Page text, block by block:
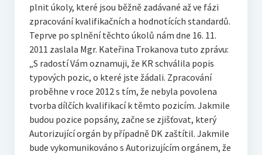
plnit úkoly, které jsou běžně zadávané až ve fázi
zpracování kvalifikačních a hodnotících standardů.
Teprve po splnění těchto úkolů nám dne 16. 11.
2011 zaslala Mgr. Kateřina Trokanova tuto zprávu:
„S radostí Vám oznamuji, že KR schválila popis
typových pozic, o které jste žádali. Zpracování
proběhne v roce 2012 s tím, že nebyla povolena
tvorba dílčích kvalifikací k těmto pozicím. Jakmile
budou pozice popsány, začne se zjišťovat, který
Autorizující orgán by případně DK zaštítil. Jakmile
bude vykomunikováno s Autorizujícím orgánem, že